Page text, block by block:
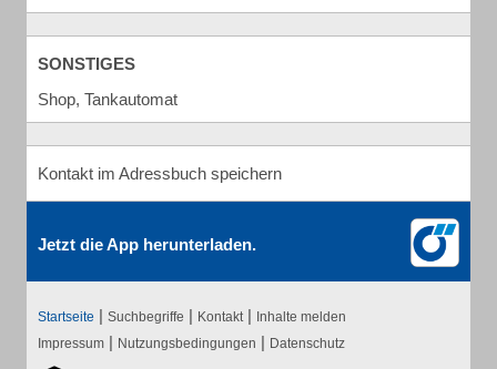
SONSTIGES
Shop, Tankautomat
Kontakt im Adressbuch speichern
Jetzt die App herunterladen.
Startseite | Suchbegriffe | Kontakt | Inhalte melden
Impressum | Nutzungsbedingungen | Datenschutz